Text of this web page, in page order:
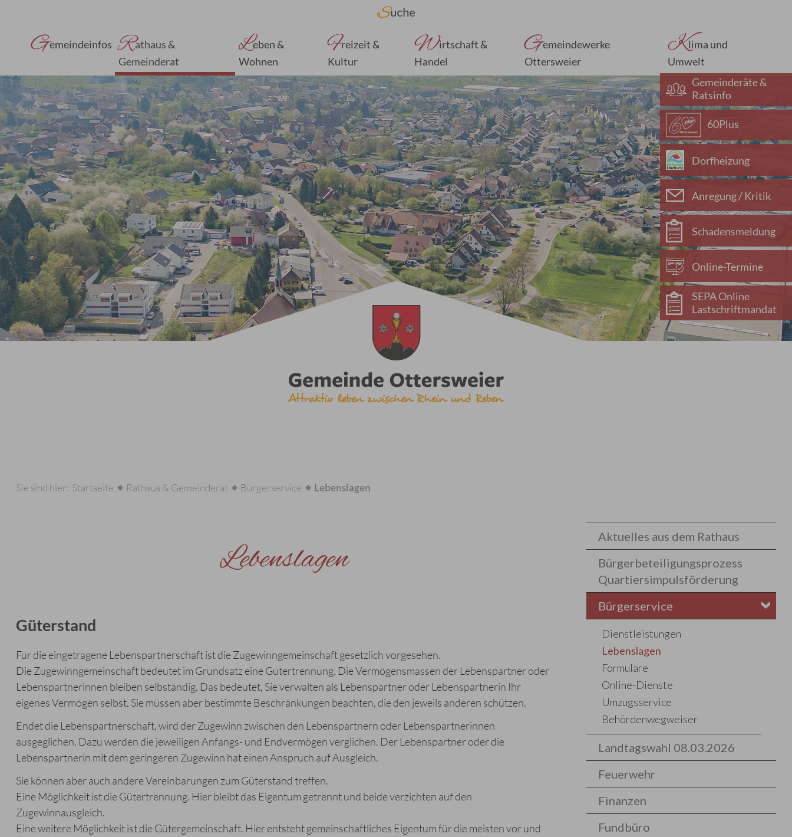
Gemeindeinfos Rathaus &
Gemeinderat
Leben &
Wohnen
Freizeit &
Kultur
Wirtschaft &
Handel
Gemeindewerke
Ottersweier
Klima und
Umwelt
Gemeinderäte &
Ratsinfo
60Plus
Dorfheizung
Anregung / Kritik
Schadensmeldung
Online-Termine
SEPA Online
Lastschriftmandat
Sie sind hier: Startseite Rathaus & Gemeinderat Bürgerservice Lebenslagen
Lebenslagen
Güterstand
Für die eingetragene Lebenspartnerschaft ist die Zugewinngemeinschaft gesetzlich vorgesehen.
Die Zugewinngemeinschaft bedeutet im Grundsatz eine Gütertrennung. Die Vermögensmassen der Lebenspartner oder
Lebenspartnerinnen bleiben selbständig. Das bedeutet, Sie verwalten als Lebenspartner oder Lebenspartnerin Ihr
eigenes Vermögen selbst. Sie müssen aber bestimmte Beschränkungen beachten, die den jeweils anderen schützen.
Endet die Lebenspartnerschaft, wird der Zugewinn zwischen den Lebenspartnern oder Lebenspartnerinnen
ausgeglichen. Dazu werden die jeweiligen Anfangs- und Endvermögen verglichen. Der Lebenspartner oder die
Lebenspartnerin mit dem geringeren Zugewinn hat einen Anspruch auf Ausgleich.
Sie können aber auch andere Vereinbarungen zum Güterstand treffen.
Eine Möglichkeit ist die Gütertrennung. Hier bleibt das Eigentum getrennt und beide verzichten auf den
Zugewinnausgleich.
Eine weitere Möglichkeit ist die Gütergemeinschaft. Hier entsteht gemeinschaftliches Eigentum für die meisten vor und
Aktuelles aus dem Rathaus
Bürgerbeteiligungsprozess
Quartiersimpulsförderung
Bürgerservice
Dienstleistungen
Lebenslagen
Formulare
Online-Dienste
Umzugsservice
Behördenwegweiser
Landtagswahl 08.03.2026
Feuerwehr
Finanzen
Fundbüro